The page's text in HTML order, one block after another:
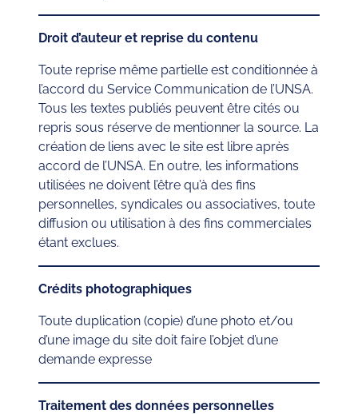
Droit d’auteur et reprise du contenu
Toute reprise même partielle est conditionnée à
l’accord du Service Communication de l’UNSA.
Tous les textes publiés peuvent être cités ou
repris sous réserve de mentionner la source. La
création de liens avec le site est libre après
accord de l’UNSA. En outre, les informations
utilisées ne doivent l’être qu’à des fins
personnelles, syndicales ou associatives, toute
diffusion ou utilisation à des fins commerciales
étant exclues.
Crédits photographiques
Toute duplication (copie) d’une photo et/ou
d’une image du site doit faire l’objet d’une
demande expresse
Traitement des données personnelles